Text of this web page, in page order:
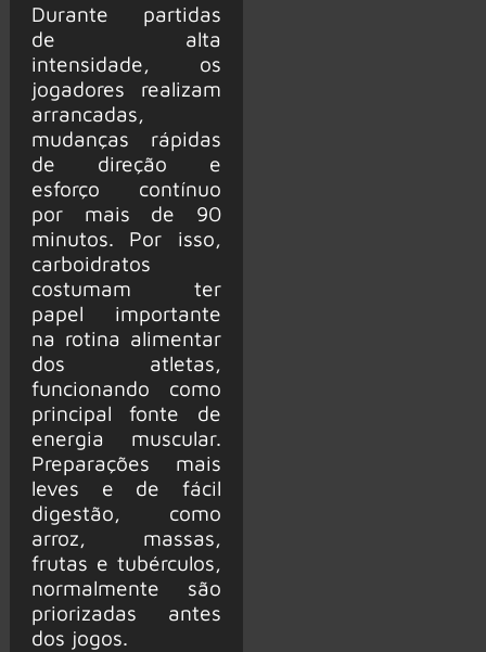
Durante partidas
de alta
intensidade, os
jogadores realizam
arrancadas,
mudanças rápidas
de direção e
esforço contínuo
por mais de 90
minutos. Por isso,
carboidratos
costumam ter
papel importante
na rotina alimentar
dos atletas,
funcionando como
principal fonte de
energia muscular.
Preparações mais
leves e de fácil
digestão, como
arroz, massas,
frutas e tubérculos,
normalmente são
priorizadas antes
dos jogos.